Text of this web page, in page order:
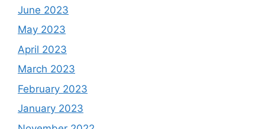
June 2023
May 2023
April 2023
March 2023
February 2023
January 2023